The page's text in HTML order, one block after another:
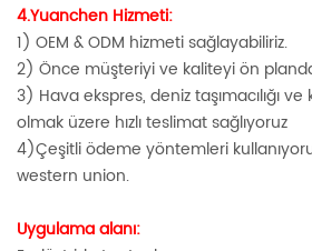
4.Yuanchen Hizmeti:
1) OEM & ODM hizmeti sağlayabiliriz.
2) Önce müşteriyi ve kaliteyi ön
3) Hava ekspres, deniz taşımacılığı ve
olmak üzere hızlı teslimat sağlıyoruz
4)Çeşitli ödeme yöntemleri
western union.
Uygulama alanı: